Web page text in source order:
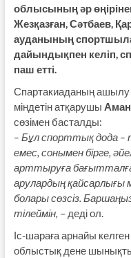
облысының әр
Жезқазған, Сәтбаев,
ауданының
дайындықпен келіп,
паш етті.
Спартакиаданың ашылу
міндетін атқарушы
сөзімен басталды:
– Бұл спорттық дода
емес, сонымен бірге,
арттыруға
арулардың қайсарлығы
болары сөзсіз.
тілеймін, – деді ол.
Іс-шараға арнайы
облыстық дене